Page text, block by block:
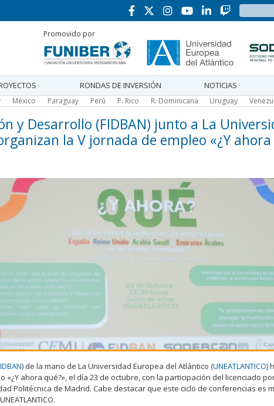
Promovido por
RONDAS DE INVERSIÓN NOTICIAS
México Paraguay Perú P. Rico R. Dominicana Uruguay
y Desarrollo (FIDBAN) junto a La
la V jornada de empleo «¿Y ahora
) de la mano de La Universidad Europea del Atlántico (UNEATLANTICO)
ahora qué?», el día 23 de octubre, con la participación del licenciado
Politécnica de Madrid. Cabe destacar que este ciclo de conferencias es